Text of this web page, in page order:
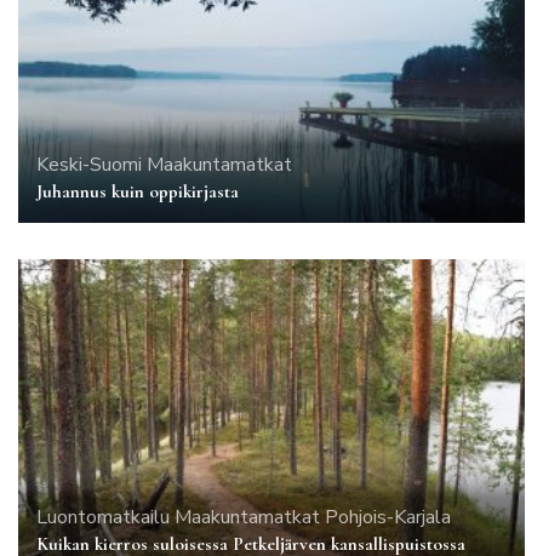
Keski-Suomi Maakuntamatkat
Juhannus kuin oppikirjasta
Luontomatkailu Maakuntamatkat Pohjois-Karjala
Kuikan kierros suloisessa Petkeljärven kansallispuistossa